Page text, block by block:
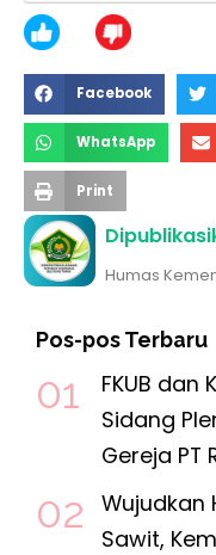
Facebook
WhatsApp
Print
Humas
Pos-pos Terbaru
FKUB dan
Sidang
Gereja PT
Wujudkan
Sawit,